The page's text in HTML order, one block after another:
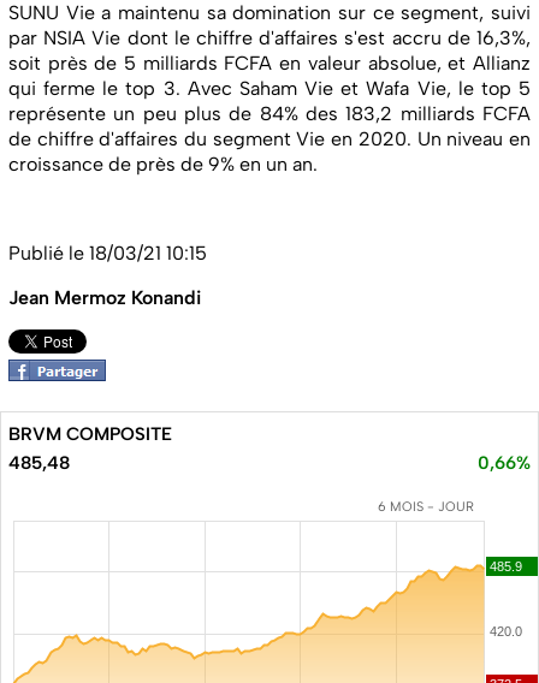
SUNU Vie a maintenu sa domination sur ce segment, suivi
par NSIA Vie dont le chiffre d'affaires s'est accru de 16,3%,
soit près de 5 milliards FCFA en valeur absolue, et Allianz
qui ferme le top 3. Avec Saham Vie et Wafa Vie, le top 5
représente un peu plus de 84% des 183,2 milliards FCFA
de chiffre d'affaires du segment Vie en 2020. Un niveau en
croissance de près de 9% en un an.
Publié le 18/03/21 10:15
Jean Mermoz Konandi
BRVM COMPOSITE
485,48
0,66%
6 MOIS - JOUR